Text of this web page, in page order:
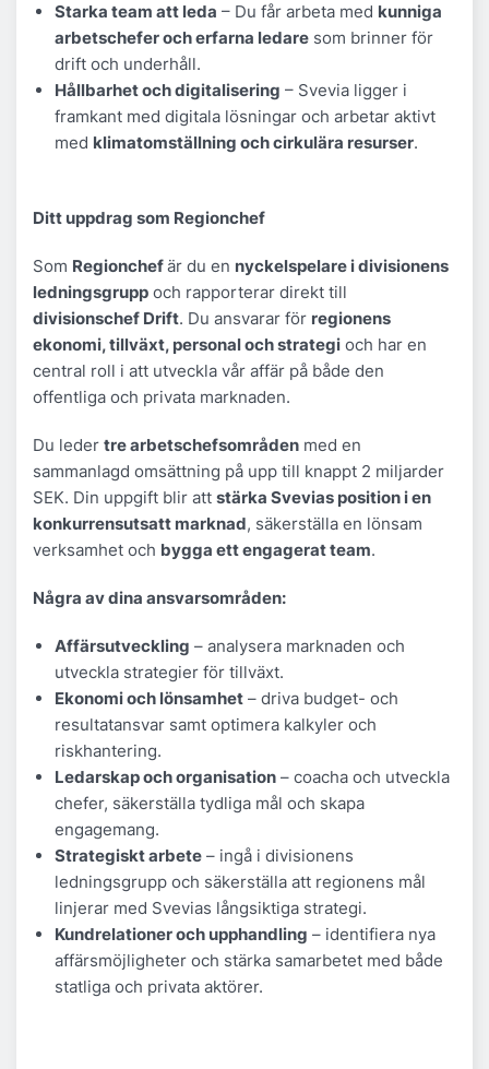
Starka team att leda – Du får arbeta med kunniga
arbetschefer och erfarna ledare som brinner för
drift och underhåll.
Hållbarhet och digitalisering – Svevia ligger i
framkant med digitala lösningar och arbetar aktivt
med klimatomställning och cirkulära resurser.
Ditt uppdrag som Regionchef
Som Regionchefär du en nyckelspelare i divisionens
ledningsgrupp och rapporterar direkt till
divisionschef Drift. Du ansvarar för regionens
ekonomi, tillväxt, personal och strategi och har en
central roll i att utveckla vår affär på både den
offentliga och privata marknaden.
Du leder tre arbetschefsområden med en
sammanlagd omsättning på upp till knappt 2 miljarder
SEK. Din uppgift blir att stärka Svevias position i en
konkurrensutsatt marknad, säkerställa en lönsam
verksamhet och bygga ett engagerat team.
Några av dina ansvarsområden:
Affärsutveckling – analysera marknaden och
utveckla strategier för tillväxt.
Ekonomi och lönsamhet – driva budget- och
resultatansvar samt optimera kalkyler och
riskhantering.
Ledarskap och organisation – coacha och utveckla
chefer, säkerställa tydliga mål och skapa
engagemang.
Strategiskt arbete – ingå i divisionens
ledningsgrupp och säkerställa att regionens mål
linjerar med Svevias långsiktiga strategi.
Kundrelationer och upphandling – identifiera nya
affärsmöjligheter och stärka samarbetet med både
statliga och privata aktörer.